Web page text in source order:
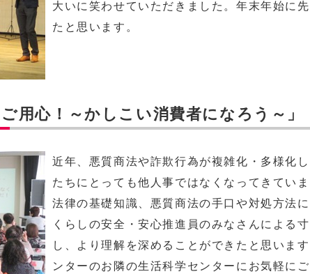
大いに笑わせていただきました。年末年始に
たと思います。
用心！～かしこい消費者になろう～」
近年、悪質商法や詐欺行為が複雑化・多様化
たちにとっても他人事ではなくなってきてい
法律の基礎知識、悪質商法の手口や対処方法
くらしの安全・安心推進員のみなさんによる
し、より理解を深めることができたと思いま
ンターのお隣の生活科学センターにお気軽にご